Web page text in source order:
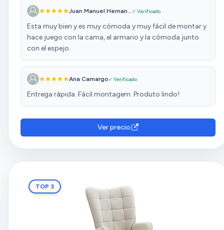
Juan Manuel Hernan...✓ Verificado
Esta muy bien y es muy cómoda y muy fácil de montar y
hace juego con la cama, el armario y la cómoda junto
con el espejo.
Ana Camargo✓ Verificado
Entrega rápida. Fácil montagem. Produto lindo!
Ver precio
TOP 3